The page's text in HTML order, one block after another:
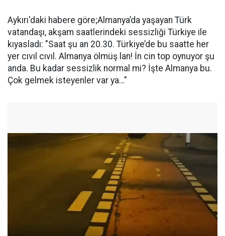
Aykırı'daki habere göre;Almanya’da yaşayan Türk
vatandaşı, akşam saatlerindeki sessizliği Türkiye ile
kıyasladı: "Saat şu an 20.30. Türkiye’de bu saatte her
yer cıvıl cıvıl. Almanya ölmüş lan! İn cin top oynuyor şu
anda. Bu kadar sessizlik normal mi? İşte Almanya bu.
Çok gelmek isteyenler var ya…"